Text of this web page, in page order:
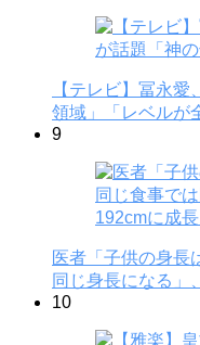
【テレビ】冨永
領域」「レベルが
9
医者「子供の身長
同じ身長になる」
10